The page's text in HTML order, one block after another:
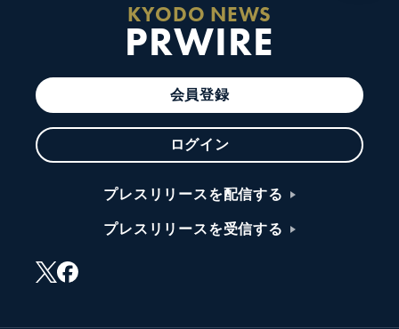
KYODO NEWS
PRWIRE
会員登録
ログイン
プレスリリースを配信する
プレスリリースを受信する